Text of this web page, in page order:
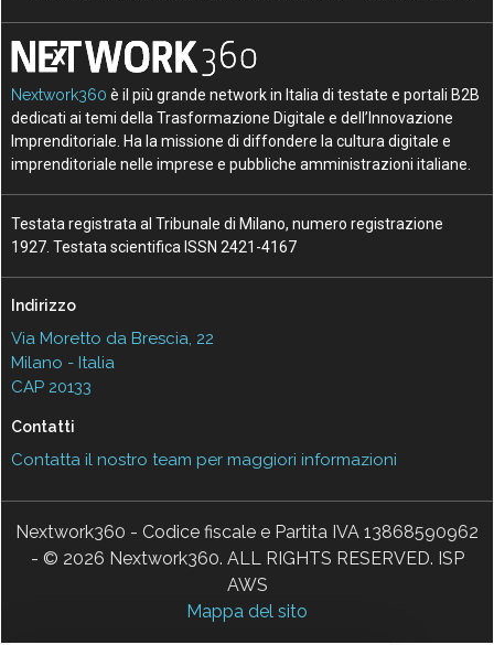
Nextwork360 è il più grande network in Italia di testate e portali B2B
dedicati ai temi della Trasformazione Digitale e dell’Innovazione
Imprenditoriale. Ha la missione di diffondere la cultura digitale e
imprenditoriale nelle imprese e pubbliche amministrazioni italiane.
Testata registrata al Tribunale di Milano, numero registrazione
1927. Testata scientifica ISSN 2421-4167
Indirizzo
Via Moretto da Brescia, 22
Milano - Italia
CAP 20133
Contatti
Contatta il nostro team per maggiori informazioni
Nextwork360 - Codice fiscale e Partita IVA 13868590962
- © 2026 Nextwork360. ALL RIGHTS RESERVED. ISP
AWS
Mappa del sito